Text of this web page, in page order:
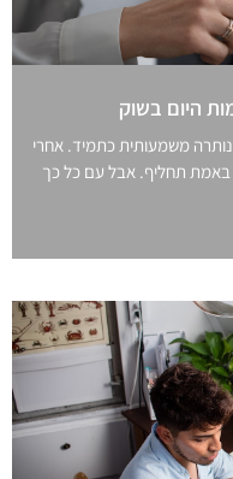
היום בשוק
משמעותית כתמיד. אחרי
תחליף. אבל עם כל כך